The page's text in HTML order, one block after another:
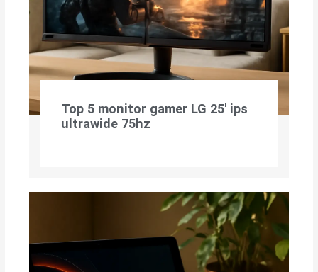
Top 5 monitor gamer LG 25′ ips
ultrawide 75hz